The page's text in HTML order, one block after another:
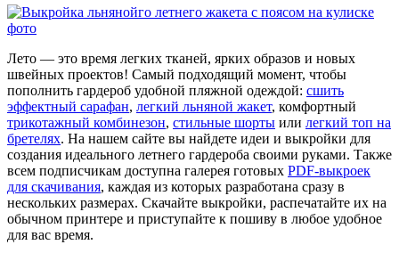
Лето — это время легких тканей, ярких образов и новых
швейных проектов! Самый подходящий момент, чтобы
пополнить гардероб удобной пляжной одеждой: сшить
эффектный сарафан, легкий льняной жакет, комфортный
трикотажный комбинезон, стильные шорты или легкий топ на
бретелях. На нашем сайте вы найдете идеи и выкройки для
создания идеального летнего гардероба своими руками. Также
всем подписчикам доступна галерея готовых PDF-выкроек
для скачивания, каждая из которых разработана сразу в
нескольких размерах. Скачайте выкройки, распечатайте их на
обычном принтере и приступайте к пошиву в любое удобное
для вас время.